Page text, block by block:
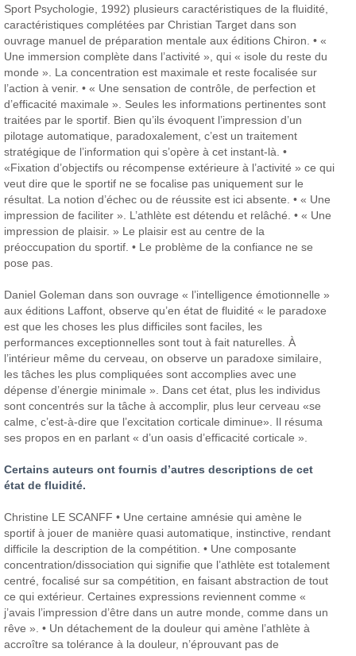
Sport Psychologie, 1992) plusieurs caractéristiques de la fluidité,
caractéristiques complétées par Christian Target dans son
ouvrage manuel de préparation mentale aux éditions Chiron. • «
Une immersion complète dans l’activité », qui « isole du reste du
monde ». La concentration est maximale et reste focalisée sur
l’action à venir. • « Une sensation de contrôle, de perfection et
d’efficacité maximale ». Seules les informations pertinentes sont
traitées par le sportif. Bien qu’ils évoquent l’impression d’un
pilotage automatique, paradoxalement, c’est un traitement
stratégique de l’information qui s’opère à cet instant-là. •
«Fixation d’objectifs ou récompense extérieure à l’activité » ce qui
veut dire que le sportif ne se focalise pas uniquement sur le
résultat. La notion d’échec ou de réussite est ici absente. • « Une
impression de faciliter ». L’athlète est détendu et relâché. • « Une
impression de plaisir. » Le plaisir est au centre de la
préoccupation du sportif. • Le problème de la confiance ne se
pose pas.
Daniel Goleman dans son ouvrage « l’intelligence émotionnelle »
aux éditions Laffont, observe qu’en état de fluidité « le paradoxe
est que les choses les plus difficiles sont faciles, les
performances exceptionnelles sont tout à fait naturelles. À
l’intérieur même du cerveau, on observe un paradoxe similaire,
les tâches les plus compliquées sont accomplies avec une
dépense d’énergie minimale ».
Dans cet état, plus les individus
sont concentrés sur la tâche à accomplir, plus leur cerveau «se
calme, c’est-à-dire que l’excitation corticale diminue». Il résuma
ses propos en en parlant « d’un oasis d’efficacité corticale ».
Certains auteurs ont fournis d’autres descriptions de cet
état de fluidité.
Christine LE SCANFF • Une certaine amnésie qui amène le
sportif à jouer de manière quasi automatique, instinctive, rendant
difficile la description de la compétition. • Une composante
concentration/dissociation qui signifie que l’athlète est totalement
centré, focalisé sur sa compétition, en faisant abstraction de tout
ce qui extérieur. Certaines expressions reviennent comme «
j’avais l’impression d’être dans un autre monde, comme dans un
rêve ». • Un détachement de la douleur qui amène l’athlète à
accroître sa tolérance à la douleur, n’éprouvant pas de